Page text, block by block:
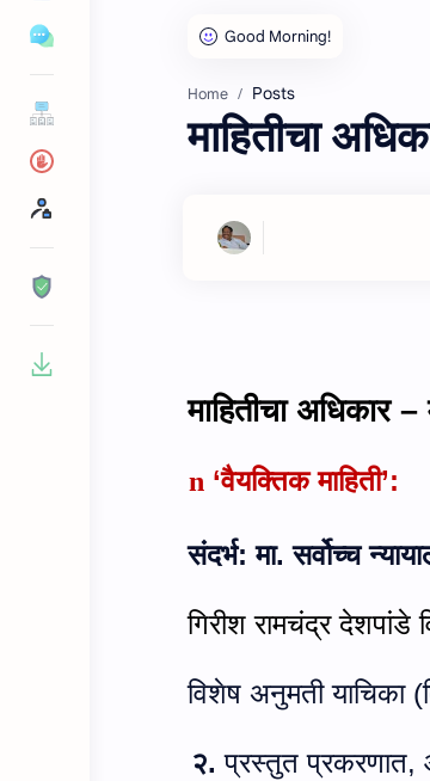
Home Posts
माहितीचा
माहितीचा अधिकार –
n ‘वैयक्तिक माहिती’:
संदर्भ: मा. सर्वोच्च
गिरीश रामचंद्र देशपांडे
विशेष अनुमती
२. प्रस्तुत प्रकरणात,